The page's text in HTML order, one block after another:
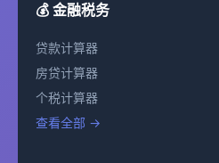
💰 金融税务
贷款计算器
房贷计算器
个税计算器
查看全部 →